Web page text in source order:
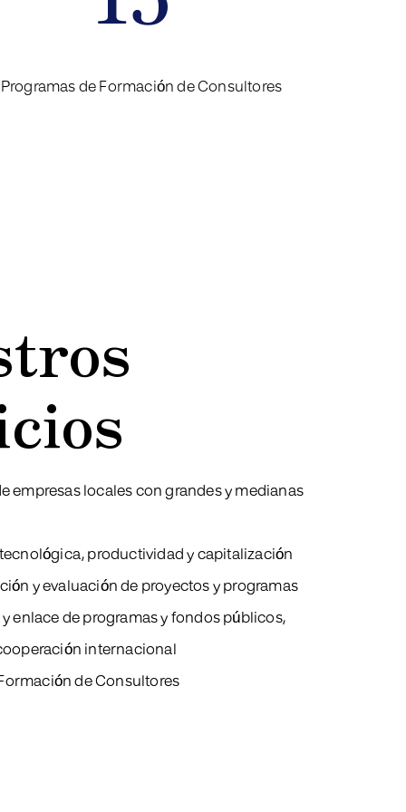
Programas de Formación de Consultores
empresas locales con grandes y medianas
productividad y capitalización
y evaluación de proyectos y programas
enlace de programas y fondos públicos,
internacional
de Consultores